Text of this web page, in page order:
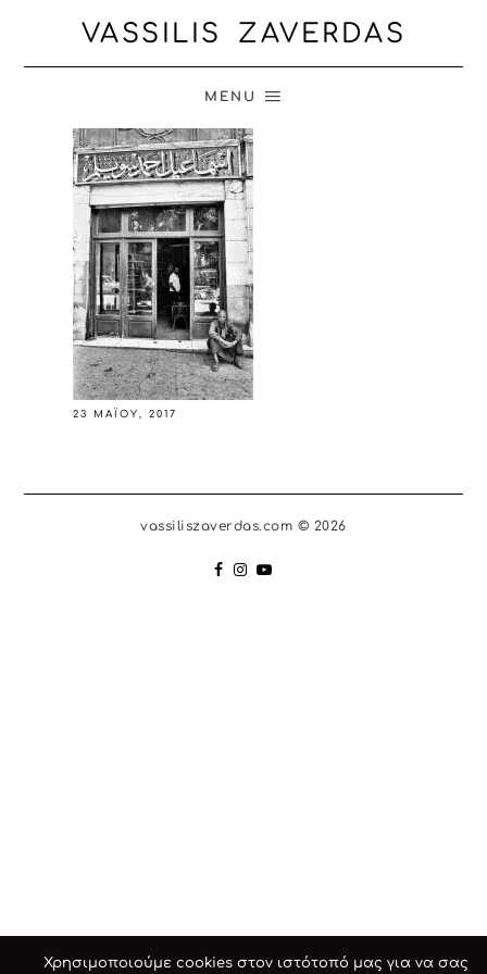
VASSILIS ZAVERDAS
MENU
23 ΜΑΪ́ΟΥ, 2017
vassiliszaverdas.com © 2026
Χρησιμοποιούμε cookies στον ιστότοπό μας για να σας